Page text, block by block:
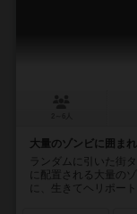
大量のゾンビに囲ま
ランダムに引いた街
に配置される大量の
に、生きてヘリポー